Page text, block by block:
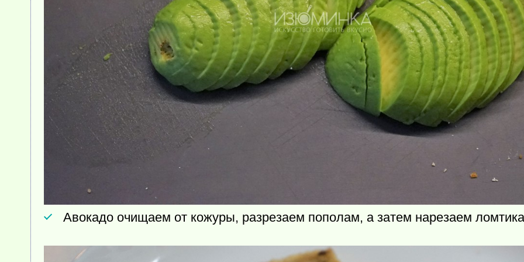
Авокадо очищаем от кожуры, разрезаем пополам, а затем нарезаем